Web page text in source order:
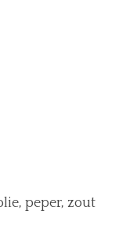
peper, zout